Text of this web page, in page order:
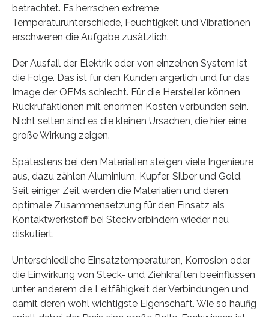
betrachtet. Es herrschen extreme
Temperaturunterschiede, Feuchtigkeit und Vibrationen
erschweren die Aufgabe zusätzlich.
Der Ausfall der Elektrik oder von einzelnen System ist
die Folge. Das ist für den Kunden ärgerlich und für das
Image der OEMs schlecht. Für die Hersteller können
Rückrufaktionen mit enormen Kosten verbunden sein.
Nicht selten sind es die kleinen Ursachen, die hier eine
große Wirkung zeigen.
Spätestens bei den Materialien steigen viele Ingenieure
aus, dazu zählen Aluminium, Kupfer, Silber und Gold.
Seit einiger Zeit werden die Materialien und deren
optimale Zusammensetzung für den Einsatz als
Kontaktwerkstoff bei Steckverbindern wieder neu
diskutiert.
Unterschiedliche Einsatztemperaturen, Korrosion oder
die Einwirkung von Steck- und Ziehkräften beeinflussen
unter anderem die Leitfähigkeit der Verbindungen und
damit deren wohl wichtigste Eigenschaft. Wie so häufig